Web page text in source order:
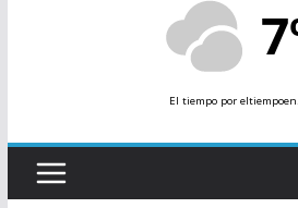
El tiempopor